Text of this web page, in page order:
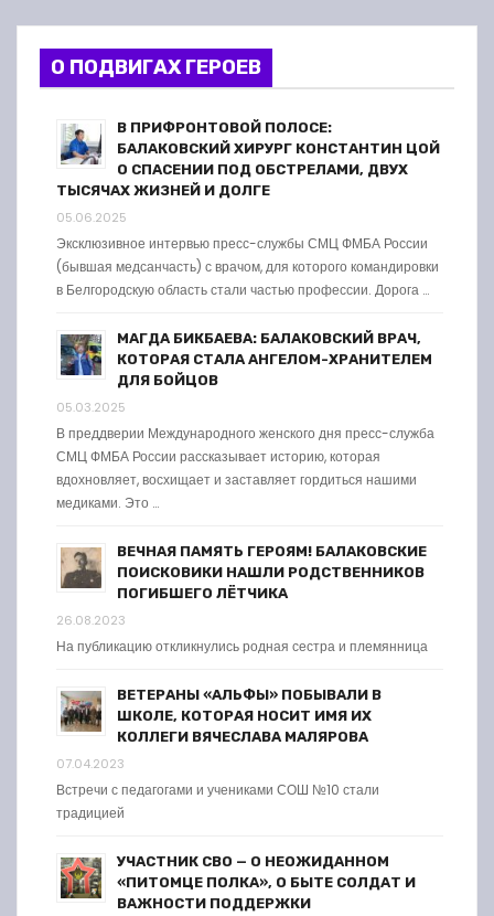
О ПОДВИГАХ ГЕРОЕВ
В ПРИФРОНТОВОЙ ПОЛОСЕ:
БАЛАКОВСКИЙ ХИРУРГ КОНСТАНТИН ЦОЙ
О СПАСЕНИИ ПОД ОБСТРЕЛАМИ, ДВУХ
ТЫСЯЧАХ ЖИЗНЕЙ И ДОЛГЕ
05.06.2025
Эксклюзивное интервью пресс-службы СМЦ ФМБА России
(бывшая медсанчасть) с врачом, для которого командировки
в Белгородскую область стали частью профессии. Дорога …
МАГДА БИКБАЕВА: БАЛАКОВСКИЙ ВРАЧ,
КОТОРАЯ СТАЛА АНГЕЛОМ-ХРАНИТЕЛЕМ
ДЛЯ БОЙЦОВ
05.03.2025
В преддверии Международного женского дня пресс-служба
СМЦ ФМБА России рассказывает историю, которая
вдохновляет, восхищает и заставляет гордиться нашими
медиками. Это …
ВЕЧНАЯ ПАМЯТЬ ГЕРОЯМ! БАЛАКОВСКИЕ
ПОИСКОВИКИ НАШЛИ РОДСТВЕННИКОВ
ПОГИБШЕГО ЛЁТЧИКА
26.08.2023
На публикацию откликнулись родная сестра и племянница
ВЕТЕРАНЫ «АЛЬФЫ» ПОБЫВАЛИ В
ШКОЛЕ, КОТОРАЯ НОСИТ ИМЯ ИХ
КОЛЛЕГИ ВЯЧЕСЛАВА МАЛЯРОВА
07.04.2023
Встречи с педагогами и учениками СОШ №10 стали
традицией
УЧАСТНИК СВО — О НЕОЖИДАННОМ
«ПИТОМЦЕ ПОЛКА», О БЫТЕ СОЛДАТ И
ВАЖНОСТИ ПОДДЕРЖКИ